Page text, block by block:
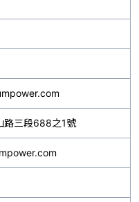
路三段688之1號